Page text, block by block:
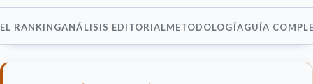
EL RANKINGANÁLISIS EDITORIALMETODOLOGÍAGUÍA